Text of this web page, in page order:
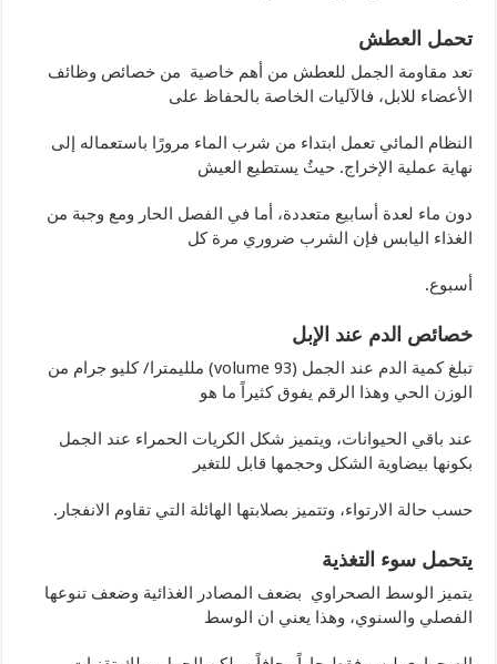
تحمل العطش
تعد مقاومة الجمل للعطش من أهم خاصية من خصائص وظائف
الأعضاء للابل، فالآليات الخاصة بالحفاظ على
النظام المائي تعمل ابتداء من شرب الماء مرورًا باستعماله إلى
نهاية عملية الإخراج. حيثُ يستطيع العيش
دون ماء لعدة أسابيع متعددة، أما في الفصل الحار ومع وجبة من
الغذاء اليابس فإن الشرب ضروري مرة كل
أسبوع.
خصائص الدم عند الإبل
تبلغ كمية الدم عند الجمل (volume 93) ملليمترا/ كليو جرام من
الوزن الحي وهذا الرقم يفوق كثيراً ما هو
عند باقي الحيوانات، ويتميز شكل الكريات الحمراء عند الجمل
بكونها بيضاوية الشكل وحجمها قابل للتغير
حسب حالة الارتواء، وتتميز بصلابتها الهائلة التي تقاوم الانفجار.
يتحمل سوء التغذية
يتميز الوسط الصحراوي بضعف المصادر الغذائية وضعف تنوعها
الفصلي والسنوي، وهذا يعني ان الوسط